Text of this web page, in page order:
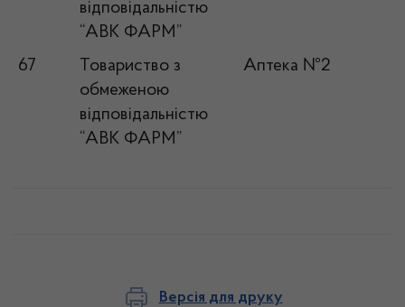
відповідальністю
“АВК ФАРМ”
67
Товариство з
обмеженою
відповідальністю
“АВК ФАРМ”
Аптека №2
Версія для друку